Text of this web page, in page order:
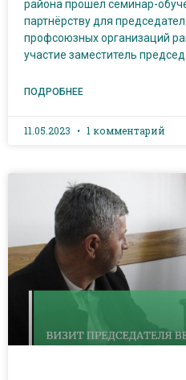
района прошел семинар-
партнёрству для
профсоюзных организаций
участие заместитель
ПОДРОБНЕЕ
11.05.2023 1 комментарий